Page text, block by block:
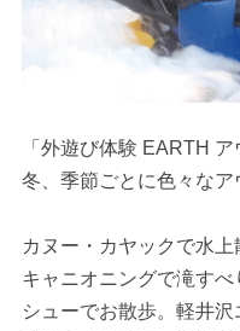
「外遊び体験 EARTH
冬、季節ごとに色々なア
カヌー・カヤックで水上
キャニオニングで滝す
シューでお散歩。軽井